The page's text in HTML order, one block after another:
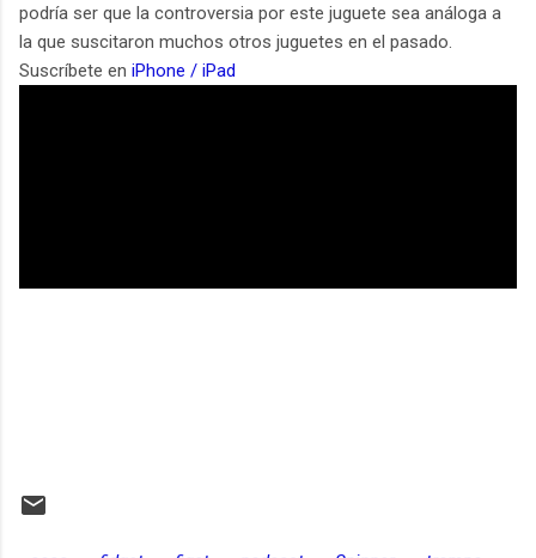
podría ser que la controversia por este juguete sea análoga a
la que suscitaron muchos otros juguetes en el pasado.
Suscríbete en iPhone / iPad